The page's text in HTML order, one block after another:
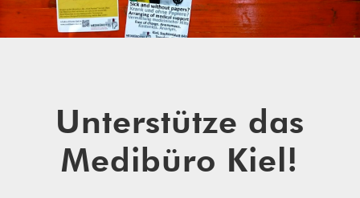
Unterstütze das
Medibüro Kiel!